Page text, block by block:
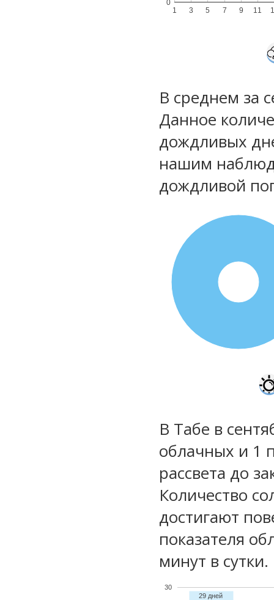
1 3 5 7 9 11
0
В среднем за
Данное
дождливых
нашим
дождливой
В Табе в
облачных и 1
рассвета до
Количество
достигают
показателя
минут в сутки.
30
29 дней